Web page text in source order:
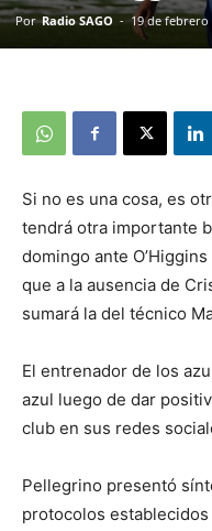
Por Radio SAGO - 19 de febrero
Si no es una cosa, es
tendrá otra importante
domingo ante
que a la ausencia de
sumará la del técnico
El entrenador de los
azul luego de dar
club en sus redes
Pellegrino presentó
protocolos